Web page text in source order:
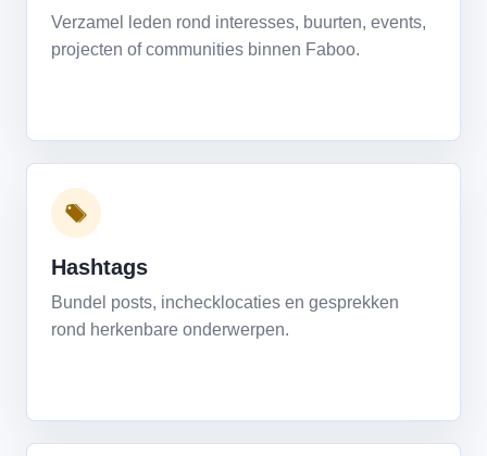
Verzamel leden rond interesses, buurten, events,
projecten of communities binnen Faboo.
Hashtags
Bundel posts, inchecklocaties en gesprekken
rond herkenbare onderwerpen.